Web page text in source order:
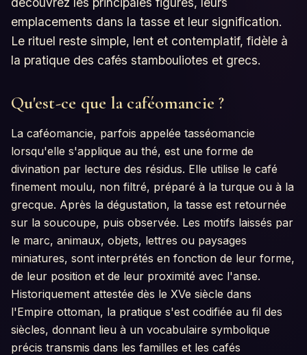
emplacements dans la tasse et leur signification.
Le rituel reste simple, lent et contemplatif, fidèle à
la pratique des cafés stambouliotes et grecs.
Qu'est-ce que la caféomancie ?
La caféomancie, parfois appelée tasséomancie
lorsqu'elle s'applique au thé, est une forme de
divination par lecture des résidus. Elle utilise le café
finement moulu, non filtré, préparé à la turque ou à la
grecque. Après la dégustation, la tasse est retournée
sur la soucoupe, puis observée. Les motifs laissés par
le marc, animaux, objets, lettres ou paysages
miniatures, sont interprétés en fonction de leur forme,
de leur position et de leur proximité avec l'anse.
Historiquement attestée dès le XVe siècle dans
l'Empire ottoman, la pratique s'est codifiée au fil des
siècles, donnant lieu à un vocabulaire symbolique
précis transmis dans les familles et les cafés